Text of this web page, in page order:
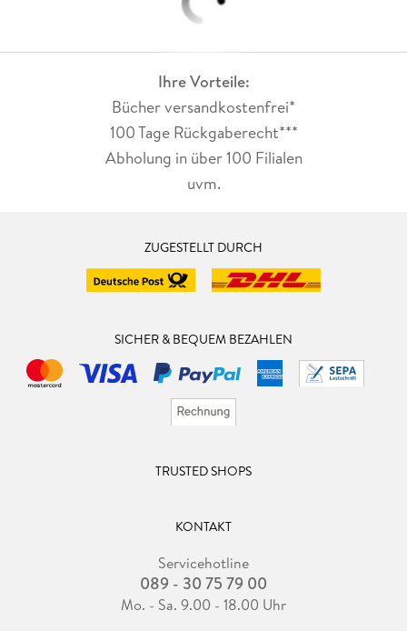
Ihre Vorteile:
Bücher versandkostenfrei*
100 Tage Rückgaberecht***
Abholung in über 100 Filialen
uvm.
ZUGESTELLT DURCH
SICHER & BEQUEM BEZAHLEN
TRUSTED SHOPS
KONTAKT
Servicehotline
089 - 30 75 79 00
Mo. - Sa. 9.00 - 18.00 Uhr